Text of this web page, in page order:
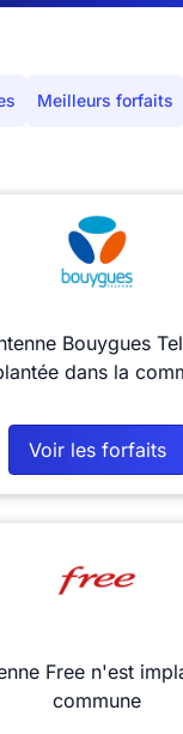
Meilleurs forfaits
Bouygues
dans la
Voir les forfaits
Free n'est
commune